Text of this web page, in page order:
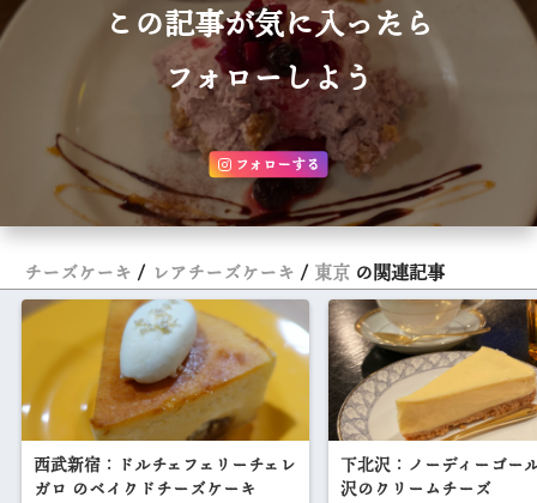
この記事が気に入ったら
フォローしよう
フォローする
チーズケーキ レアチーズケーキ 東京 の関連記事
西武新宿：ドルチェフェリーチェレ
ガロ のベイクドチーズケーキ
下北沢：ノーディーゴー
沢のクリームチーズ